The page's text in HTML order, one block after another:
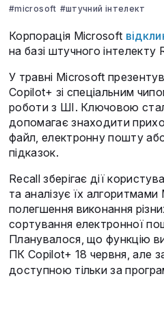
#microsoft #штучний інтелект
Корпорація Microsoft
на базі штучного інтелекту
У травні Microsoft
Copilot+ зі спеціальним
роботи з ШІ. Ключовою
допомагає знаходити
файл, електронну пошту
підказок.
Recall зберігає дії
та аналізує їх
полегшення виконання
сортування електронної
Планувалося, що функцію
ПК Copilot+ 18 червня, але
доступною тільки за